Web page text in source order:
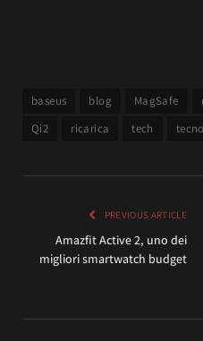
baseus blog MagSafe
Qi2
ricarica tech
PREVIOUS ARTICLE
Amazfit Active 2, uno dei
migliori smartwatch budget